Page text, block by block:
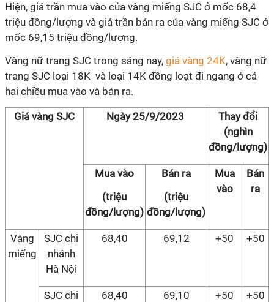
Hiện, giá trần mua vào của vàng miếng SJC ở mốc 68,4
triệu đồng/lượng và giá trần bán ra của vàng miếng SJC ở
mốc 69,15 triệu đồng/lượng.
Vàng nữ trang SJC trong sáng nay, giá vàng 24K, vàng nữ
trang SJC loại 18K và loại 14K đồng loạt đi ngang ở cả
hai chiều mua vào và bán ra.
Giá vàng SJC Ngày 25/9/2023
Thay đổi
(nghìn
đồng/lượng)
Mua vào
(triệu
đồng/lượng)
Bán ra
(triệu
đồng/lượng)
Mua
vào
Bán
ra
Vàng
miếng
SJC chi
nhánh
Hà Nội
68,40 69,12 +50 +50
SJC chi
68,40 69,10 +50 +50